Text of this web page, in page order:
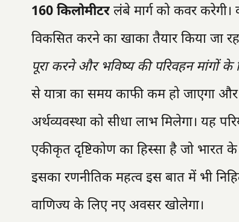
160 किलोमीटर लंबे मार्ग को कवर करेगी।
विकसित करने का खाका तैयार किया जा
पूरा करने और भविष्य की परिवहन मांगों
से यात्रा का समय काफी कम हो जाएगा
अर्थव्यवस्था को सीधा लाभ मिलेगा। यह
एकीकृत दृष्टिकोण का हिस्सा है जो भारत
इसका रणनीतिक महत्व इस बात में भी
वाणिज्य के लिए नए अवसर खोलेगा।